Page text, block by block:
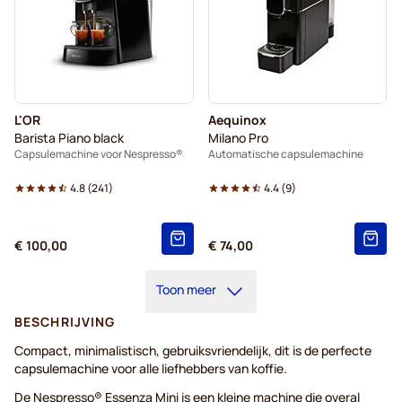
L'OR
Barista Piano black
Capsulemachine voor Nespresso®
4.8(241)
€ 100,00
Aequinox
Milano Pro
Automatische capsulemachine
4.4(9)
€ 74,00
Toon meer
BESCHRIJVING
Compact, minimalistisch, gebruiksvriendelijk, dit is de perfecte
capsulemachine voor alle liefhebbers van koffie.
De Nespresso® Essenza Mini is een kleine machine die overal